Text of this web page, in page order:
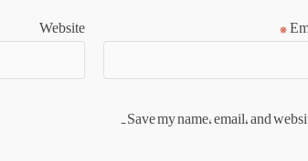
*
Website
Save my name, email, and